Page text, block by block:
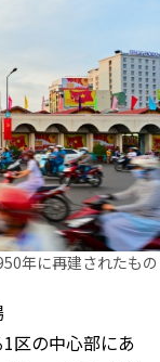
年に再建されたもの
区の中心部にあ